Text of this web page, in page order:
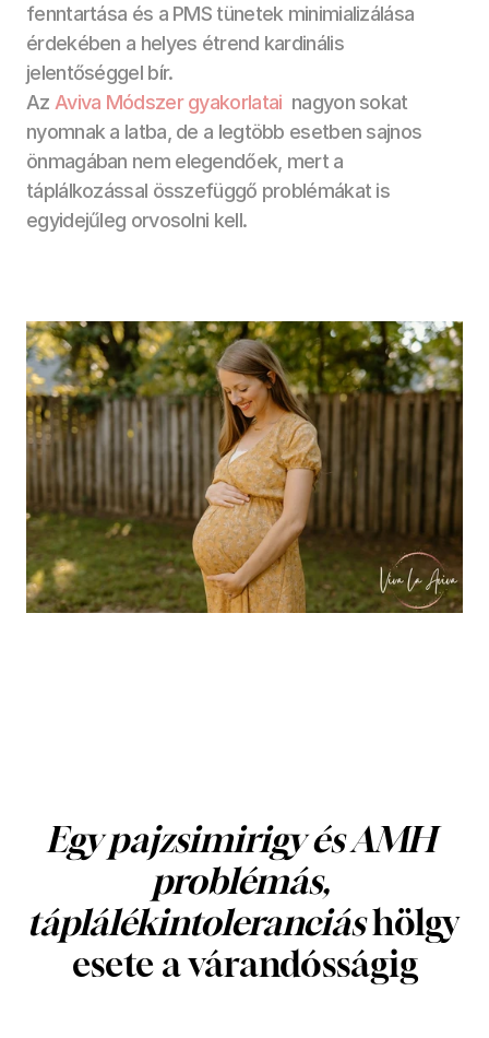
fenntartása és a PMS tünetek minimializálása
érdekében a helyes étrend kardinális
jelentőséggel bír.
Az Aviva Módszer gyakorlatai nagyon sokat
nyomnak a latba, de a legtöbb esetben sajnos
önmagában nem elegendőek, mert a
táplálkozással összefüggő problémákat is
egyidejűleg orvosolni kell.
Egy pajzsimirigy és AMH
problémás,
táplálékintoleranciás hölgy
esete a várandósságig